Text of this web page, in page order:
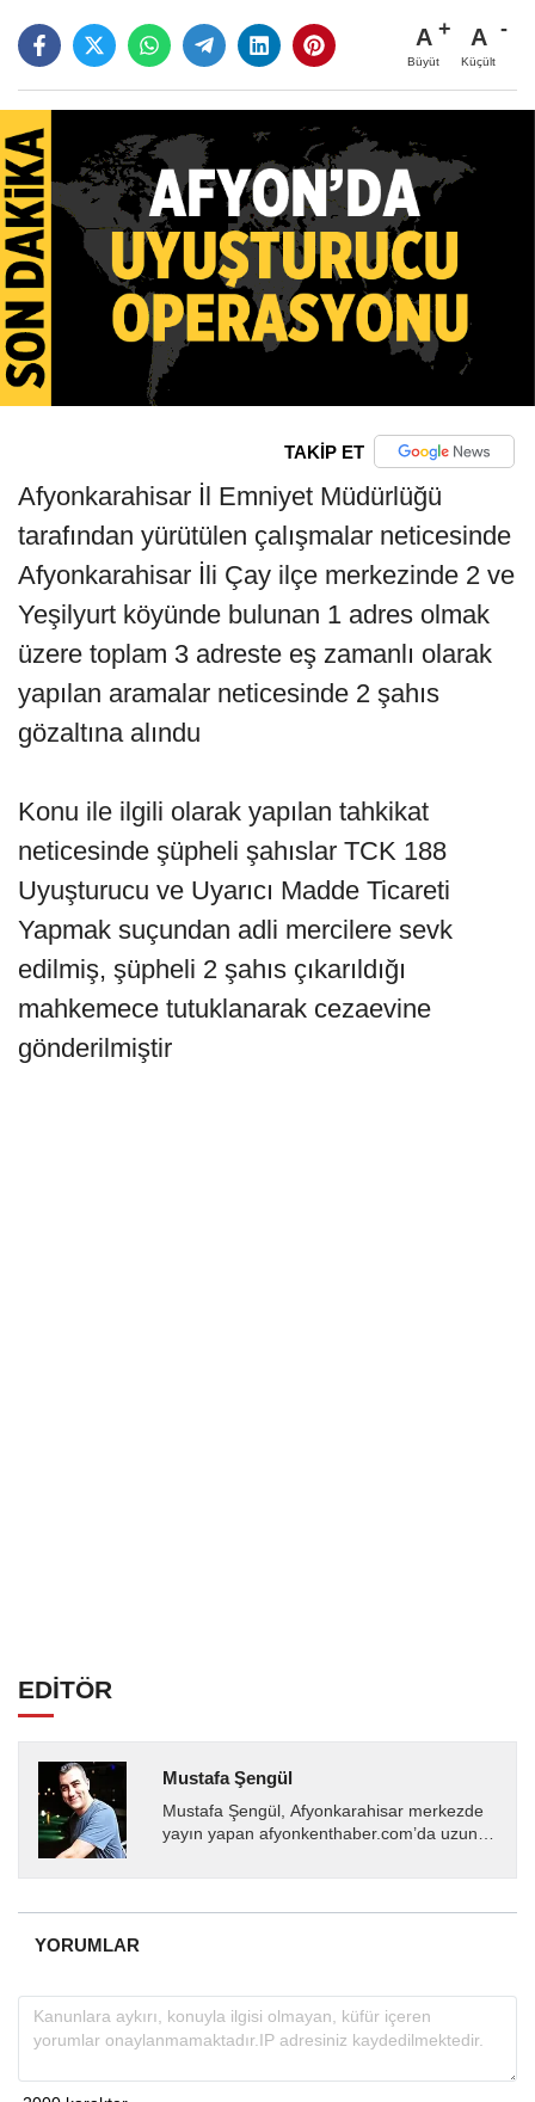
A
Büyüt
A
Küçült
TAKİP ET
Afyonkarahisar İl Emniyet Müdürlüğü
tarafından yürütülen çalışmalar neticesinde
Afyonkarahisar İli Çay ilçe merkezinde 2 ve
Yeşilyurt köyünde bulunan 1 adres olmak
üzere toplam 3 adreste eş zamanlı olarak
yapılan aramalar neticesinde 2 şahıs
gözaltına alındu
Konu ile ilgili olarak yapılan tahkikat
neticesinde şüpheli şahıslar TCK 188
Uyuşturucu ve Uyarıcı Madde Ticareti
Yapmak suçundan adli mercilere sevk
edilmiş, şüpheli 2 şahıs çıkarıldığı
mahkemece tutuklanarak cezaevine
gönderilmiştir
EDİTÖR
Mustafa Şengül
Mustafa Şengül, Afyonkarahisar merkezde
yayın yapan afyonkenthaber.com’da uzun
almakta, haber akışı...
YORUMLAR